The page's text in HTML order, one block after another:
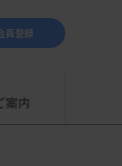
員登録
案内